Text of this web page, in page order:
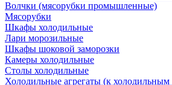
Волчки (мясорубки промышленные)
Мясорубки
Шкафы холодильные
Лари морозильные
Шкафы шоковой заморозки
Камеры холодильные
Столы холодильные
Холодильные агрегаты (к холодильным